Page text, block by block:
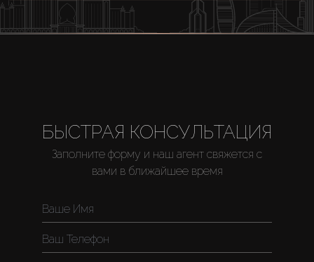
БЫСТРАЯ КОНСУЛЬТАЦИЯ
Заполните форму и наш агент свяжется с
вами в ближайшее время